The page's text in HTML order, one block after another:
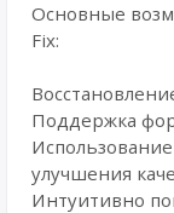
Основные
Fix:
Поддержка
улучшения
Интуитивно